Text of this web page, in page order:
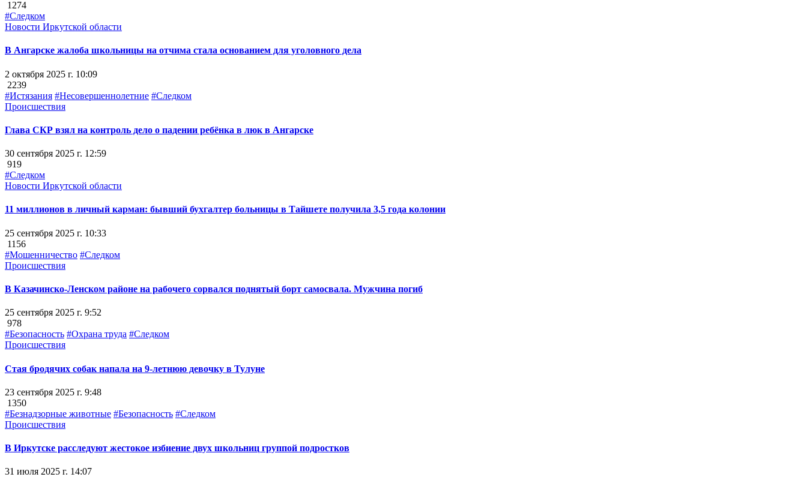
1274
#Следком
Новости Иркутской области
В Ангарске жалоба школьницы на отчима стала основанием для уголовного дела
2 октября 2025 г. 10:09
2239
#Истязания #Несовершеннолетние #Следком
Происшествия
Глава СКР взял на контроль дело о падении ребёнка в люк в Ангарске
30 сентября 2025 г. 12:59
919
#Следком
Новости Иркутской области
11 миллионов в личный карман: бывший бухгалтер больницы в Тайшете получила 3,5 года колонии
25 сентября 2025 г. 10:33
1156
#Мошенничество #Следком
Происшествия
В Казачинско-Ленском районе на рабочего сорвался поднятый борт самосвала. Мужчина погиб
25 сентября 2025 г. 9:52
978
#Безопасность #Охрана труда #Следком
Происшествия
Стая бродячих собак напала на 9-летнюю девочку в Тулуне
23 сентября 2025 г. 9:48
1350
#Безнадзорные животные #Безопасность #Следком
Происшествия
В Иркутске расследуют жестокое избиение двух школьниц группой подростков
31 июля 2025 г. 14:07